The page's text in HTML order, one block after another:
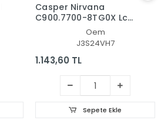
Casper Nirvana
C900.7700-8TG0X Lcd
- Ekran Data Flex
Oem
J3S24VH7
1.143,60 TL
Sepete Ekle